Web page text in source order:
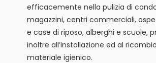
efficacemente nella pulizia di
magazzini, centri commerciali,
e case di riposo, alberghi e scuole,
inoltre all’installazione ed al
materiale igienico.